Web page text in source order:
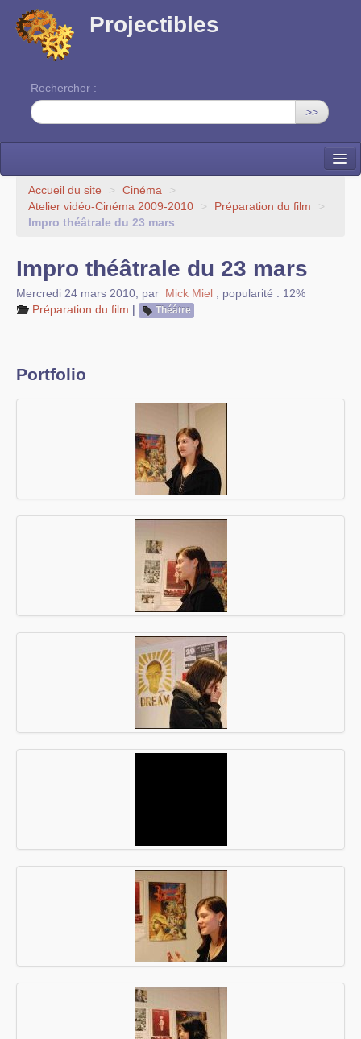
Projectibles
Rechercher :
>>
La ruche
Une classe à projets
EDITO
Accueil du site > Cinéma
>
Atelier vidéo-Cinéma 2009-2010
> Préparation du film
>
Impro théâtrale du 23 mars
Impro théâtrale du 23 mars
Mercredi 24 mars 2010 par Mick Miel
popularité : 12%
Préparation du film | Théâtre
Portfolio